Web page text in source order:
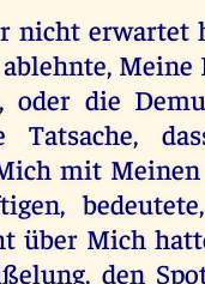
nicht erwartet
Meine
oder die
Tatsache,
mit Meinen
über Mich
den